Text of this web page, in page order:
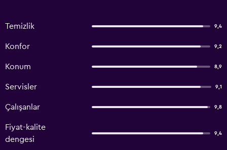
Temizlik 9,4
Konfor 9,2
Konum 8,9
Servisler 9,1
Çalışanlar 9,8
Fiyat-kalite
dengesi
9,4